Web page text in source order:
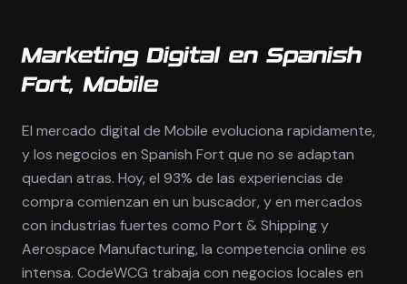
Marketing Digital en Spanish
Fort, Mobile
El mercado digital de Mobile evoluciona rapidamente,
y los negocios en Spanish Fort que no se adaptan
quedan atras. Hoy, el 93% de las experiencias de
compra comienzan en un buscador, y en mercados
con industrias fuertes como Port & Shipping y
Aerospace Manufacturing, la competencia online es
intensa. CodeWCG trabaja con negocios locales en